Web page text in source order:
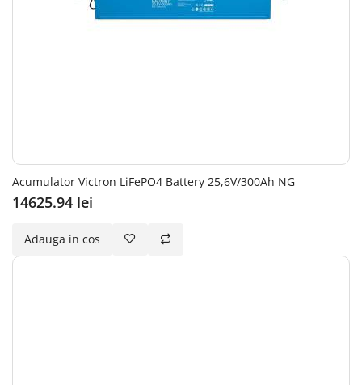
Acumulator Victron LiFePO4 Battery 25,6V/300Ah NG
14625.94 lei
Adauga in cos